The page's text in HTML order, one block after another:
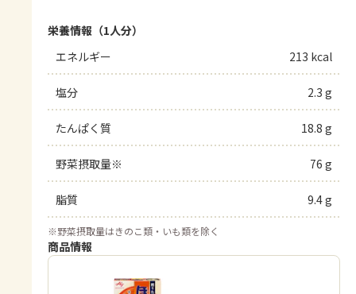
栄養情報（1人分）
エネルギー
213 kcal
塩分 2.3 g
たんぱく質 18.8 g
野菜摂取量※ 76 g
脂質 9.4 g
※野菜摂取量はきのこ類・いも類を除く
商品情報